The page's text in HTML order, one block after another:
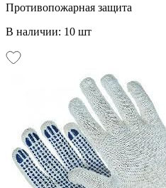
Противопожарная защита
В наличии: 10 шт